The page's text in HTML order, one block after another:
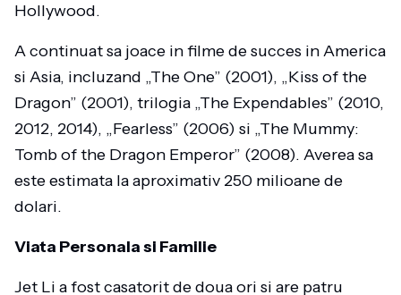
Hollywood.
A continuat sa joace in filme de succes in America
si Asia, incluzand „The One” (2001), „Kiss of the
Dragon” (2001), trilogia „The Expendables” (2010,
2012, 2014), „Fearless” (2006) si „The Mummy:
Tomb of the Dragon Emperor” (2008). Averea sa
este estimata la aproximativ 250 milioane de
dolari.
Viata Personala si Familie
Jet Li a fost casatorit de doua ori si are patru